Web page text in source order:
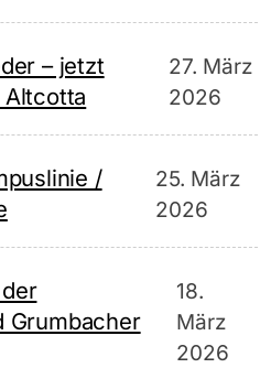
– jetzt
27. März
2026
/
25. März
2026
Grumbacher
18.
März
2026